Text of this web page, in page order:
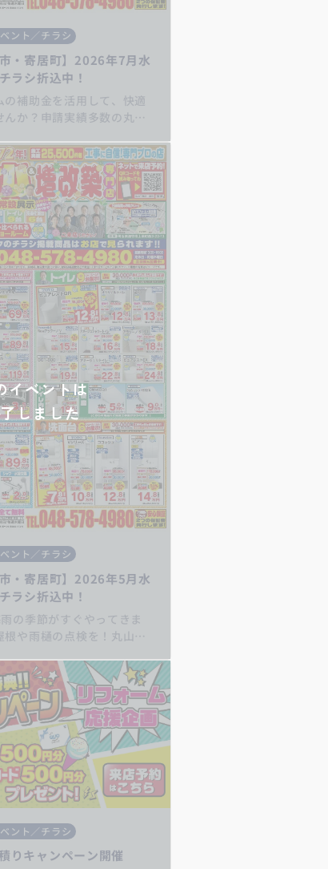
ント／チラシ
・寄居町】2026年7月水
ラシ折込中！
補助金を活用して、快適
んか？申請実績多数の丸山
リフォーム/お風呂リフ
ォーム/洗面化粧台リフォ
根・外壁リフォーム/住宅
窓リノベ2026事業/みらい
/給湯省エネ2026事業
ント／チラシ
・寄居町】2026年5月水
ラシ折込中！
の季節がすぐやってきま
根や雨樋の点検を！丸山工
リフォーム/トイレリフォ
フォーム/給湯器交換/屋
ム/住宅省エネ2026/先進的
/みらいエコ住宅2026事業/
業
イベントは
しました
ント／チラシ
りキャンペーン開催